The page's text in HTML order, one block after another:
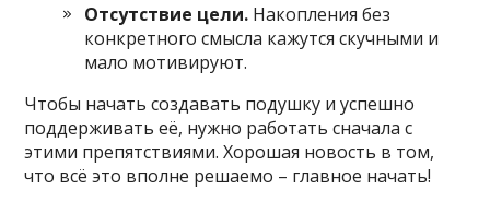
Отсутствие цели. Накопления без
конкретного смысла кажутся скучными и
мало мотивируют.
Чтобы начать создавать подушку и успешно
поддерживать её, нужно работать сначала с
этими препятствиями. Хорошая новость в том,
что всё это вполне решаемо – главное начать!